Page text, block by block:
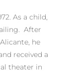
As a child,
After
he
received a
theater in